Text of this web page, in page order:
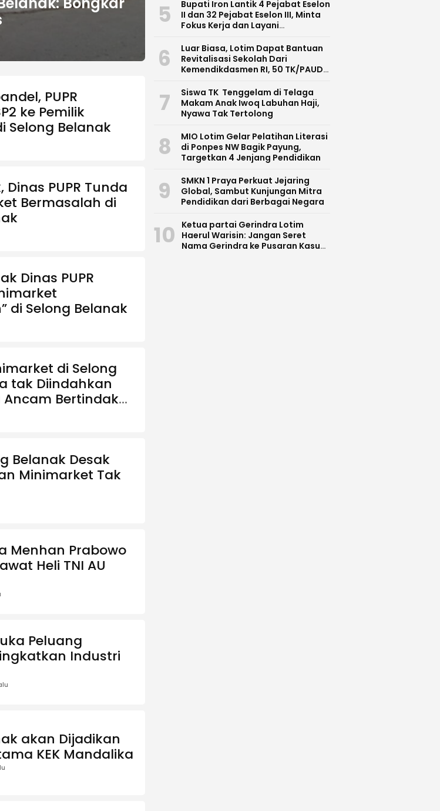
PUPR
ke Pemilik
Selong Belanak
Dinas PUPR Tunda
Bermasalah di
Dinas PUPR
di Selong Belanak
di Selong
tak Diindahkan
Bertindak
Belanak Desak
Minimarket Tak
Menhan Prabowo
Heli TNI AU
Peluang
Industri
akan Dijadikan
KEK Mandalika
5
Bupati Iron Lantik 4 Pejabat Eselon
II dan 32 Pejabat Eselon III, Minta
Fokus Kerja dan Layani
6
Luar Biasa, Lotim Dapat Bantuan
Revitalisasi Sekolah Dari
Kemendikdasmen RI, 50 TK/PAUD
7
Siswa TK Tenggelam di Telaga
Makam Anak Iwoq Labuhan Haji,
Nyawa Tak Tertolong
8
MIO Lotim Gelar Pelatihan Literasi
di Ponpes NW Bagik Payung,
Targetkan 4 Jenjang Pendidikan
9
SMKN 1 Praya Perkuat Jejaring
Global, Sambut Kunjungan Mitra
Pendidikan dari Berbagai Negara
10
Ketua partai Gerindra Lotim
Haerul Warisin: Jangan Seret
Nama Gerindra ke Pusaran Kasus